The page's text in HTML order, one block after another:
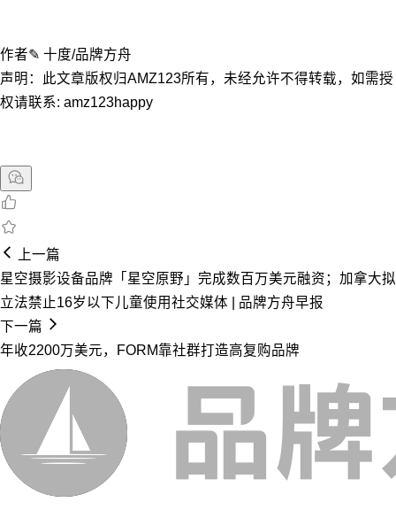
作者✎ 十度/品牌方舟
声明：此文章版权归AMZ123所有，未经允许不得转载，如需授
权请联系: amz123happy
上一篇
星空摄影设备品牌「星空原野」完成数百万美元融资；加拿大拟
立法禁止16岁以下儿童使用社交媒体 | 品牌方舟早报
下一篇
年收2200万美元，FORM靠社群打造高复购品牌